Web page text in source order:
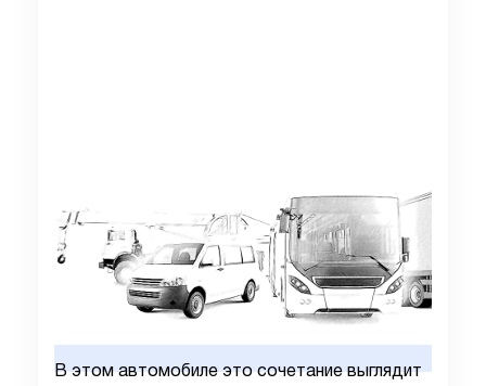
В этом автомобиле это сочетание выглядит